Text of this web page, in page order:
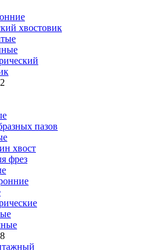
хвостовик
пазов
хвост
фрез